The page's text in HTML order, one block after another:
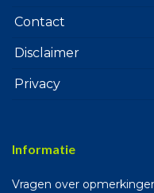
Contact
Disclaimer
Privacy
Informatie
Vragen over